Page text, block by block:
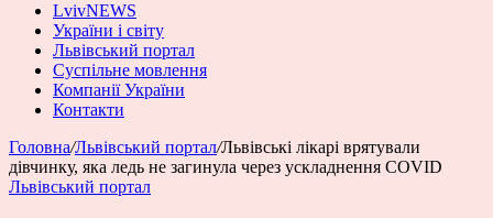
LvivNEWS
України і світу
Львівський портал
Суспільне мовлення
Компанії України
Контакти
Головна/Львівський портал/Львівські лікарі врятували
дівчинку, яка ледь не загинула через ускладнення COVID
Львівський портал